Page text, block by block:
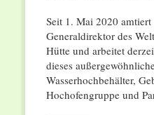
Seit 1. Mai 2020
Generaldirektor des
Hütte und arbeitet
dieses
Wasserhochbehälter,
Hochofengruppe und